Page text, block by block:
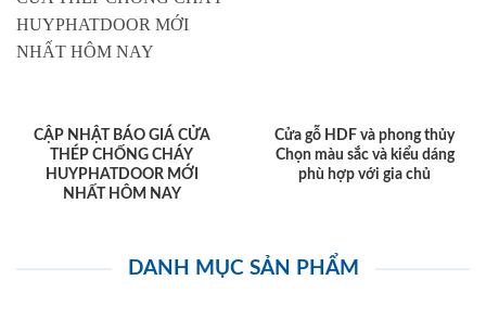
CẬP NHẬT BÁO GIÁ CỬA
THÉP CHỐNG CHÁY
HUYPHATDOOR MỚI
NHẤT HÔM NAY
Cửa gỗ HDF và phong thủy
Chọn màu sắc và kiểu dáng
phù hợp với gia chủ
DANH MỤC SẢN PHẨM